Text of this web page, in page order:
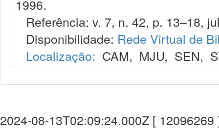
1996.
Referência: v. 7, n. 42, p. 13–18,
Disponibilidade: Rede Virtual de
Localização: CAM, MJU, SEN,
2024-08-13T02:09:24.000Z [ 12096269